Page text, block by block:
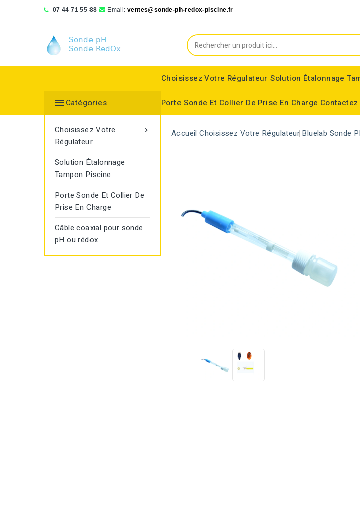
07 44 71 55 88 Email: ventes@sonde-ph-redox-piscine.fr
Choisissez Votre Régulateur Solution Étalonnage
Porte Sonde Et Collier De Prise En Charge
Catégories

Choisissez Votre
Régulateur
Solution Étalonnage
Tampon Piscine
Porte Sonde Et Collier De
Prise En Charge
Câble coaxial pour sonde
pH ou rédox
Accueil Choisissez Votre Régulateur Bluelab Sonde